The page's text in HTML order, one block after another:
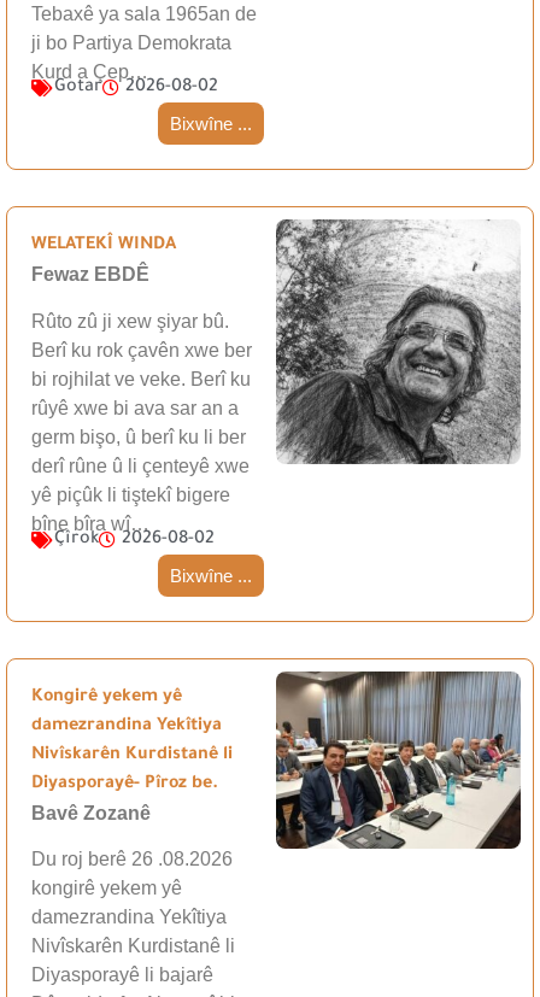
Tebaxê ya sala 1965an de
ji bo Partiya Demokrata
Kurd a Çep…
Gotar 2026-08-02
Bixwîne ...
WELATEKÎ WINDA
Fewaz EBDÊ
Rûto zû ji xew şiyar bû.
Berî ku rok çavên xwe ber
bi rojhilat ve veke. Berî ku
rûyê xwe bi ava sar an a
germ bişo, û berî ku li ber
derî rûne û li çenteyê xwe
yê piçûk li tiştekî bigere
bîne bîra wî…
Çîrok 2026-08-02
Bixwîne ...
Kongirê yekem yê
damezrandina Yekîtiya
Nivîskarên Kurdistanê li
Diyasporayê- Pîroz be.
Bavê Zozanê
Du roj berê 26 .08.2026
kongirê yekem yê
damezrandina Yekîtiya
Nivîskarên Kurdistanê li
Diyasporayê li bajarê